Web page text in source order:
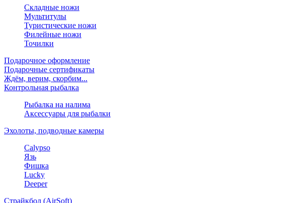
Складные ножи
Мультитулы
Туристические ножи
Филейные ножи
Точилки
Подарочное оформление
Подарочные сертификаты
Ждём, верим, скорбим...
Контрольная рыбалка
Рыбалка на налима
Аксессуары для рыбалки
Эхолоты, подводные камеры
Calypso
Язь
Фишка
Lucky
Deeper
Страйкбол (AirSoft)